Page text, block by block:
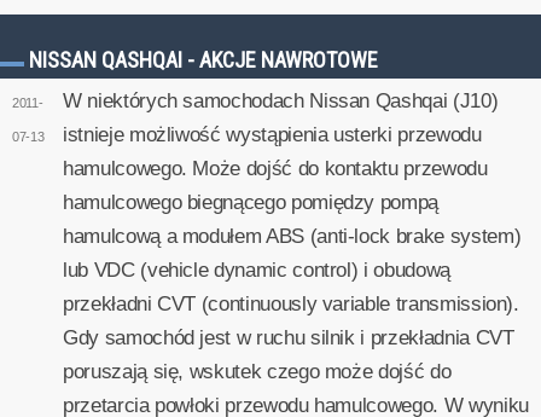
NISSAN QASHQAI - AKCJE NAWROTOWE
2011-
07-13
W niektórych samochodach Nissan Qashqai (J10)
istnieje możliwość wystąpienia usterki przewodu
hamulcowego. Może dojść do kontaktu przewodu
hamulcowego biegnącego pomiędzy pompą
hamulcową a modułem ABS (anti-lock brake system)
lub VDC (vehicle dynamic control) i obudową
przekładni CVT (continuously variable transmission).
Gdy samochód jest w ruchu silnik i przekładnia CVT
poruszają się, wskutek czego może dojść do
przetarcia powłoki przewodu hamulcowego. W wyniku